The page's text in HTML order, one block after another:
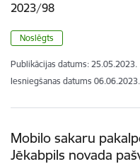
2023/98
Noslēgts
Publikācijas datums: 25.05.2023.
Iesniegšanas datums 06.06.2023.
Mobilo sakaru
Jēkabpils novada